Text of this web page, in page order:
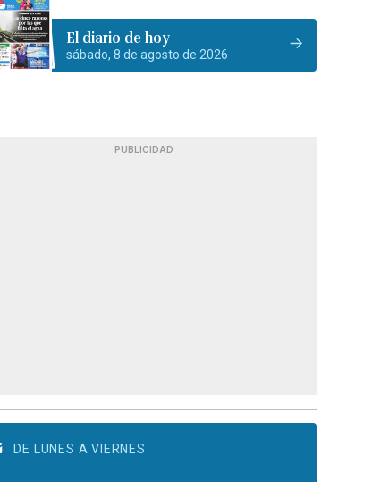
El diario de hoy
sábado, 8 de agosto de 2026
PUBLICIDAD
DE LUNES A VIERNES